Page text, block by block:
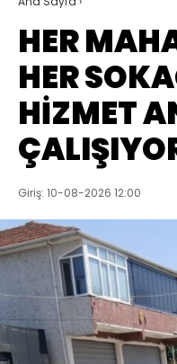
HER
HER
HİZMET
Giriş: 10-08-2026 12:00